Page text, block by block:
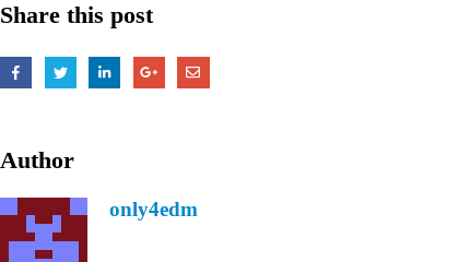
Share this post
Author
only4edm